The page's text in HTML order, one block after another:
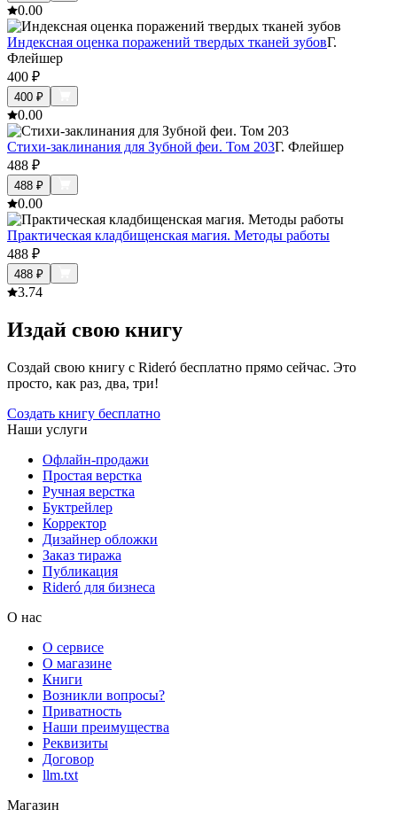
0.00
Индексная оценка поражений твердых тканей зубовГ.
Флейшер
400 ₽
400 ₽
0.00
Стихи-заклинания для Зубной феи. Том 203Г. Флейшер
488 ₽
488 ₽
0.00
Практическая кладбищенская магия. Методы работы
488 ₽
488 ₽
3.74
Издай свою книгу
Создай свою книгу с Rideró бесплатно прямо сейчас. Это
просто, как раз, два, три!
Создать книгу бесплатно
Наши услуги
Офлайн-продажи
Простая верстка
Ручная верстка
Буктрейлер
Корректор
Дизайнер обложки
Заказ тиража
Публикация
Rideró для бизнеса
О нас
О сервисе
О магазине
Книги
Возникли вопросы?
Приватность
Наши преимущества
Реквизиты
Договор
llm.txt
Магазин